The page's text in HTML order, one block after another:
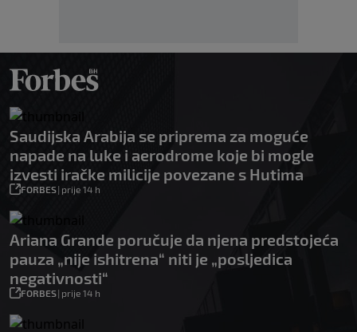
Saudijska Arabija se priprema za moguće
napade na luke i aerodrome koje bi mogle
izvesti iračke milicije povezane s Hutima
FORBES| prije 14 h
Ariana Grande poručuje da njena predstojeća
pauza „nije ishitrena“ niti je „posljedica
negativnosti“
FORBES| prije 14 h